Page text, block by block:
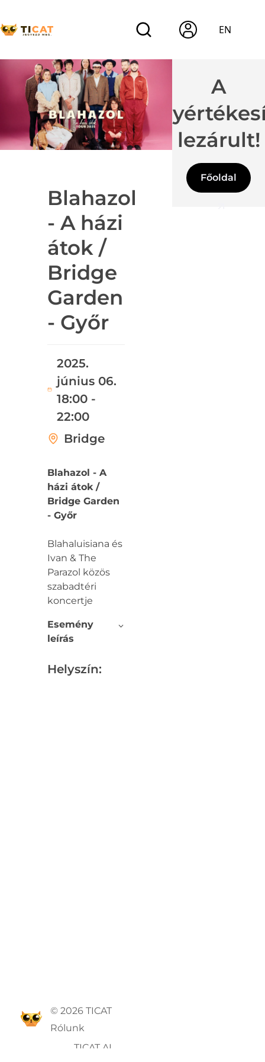
EN
Blahazol
- A házi
átok /
Bridge
Garden
- Győr
2025.
június 06.
18:00 -
22:00
Bridge
A
lezárult!
Főoldal
Blahazol - A
házi átok /
Bridge Garden
- Győr
Blahaluisiana és
Ivan & The
Parazol közös
szabadtéri
koncertje
Esemény
leírás
Helyszín:
© 2026 TICAT
Rólunk
TICAT AI